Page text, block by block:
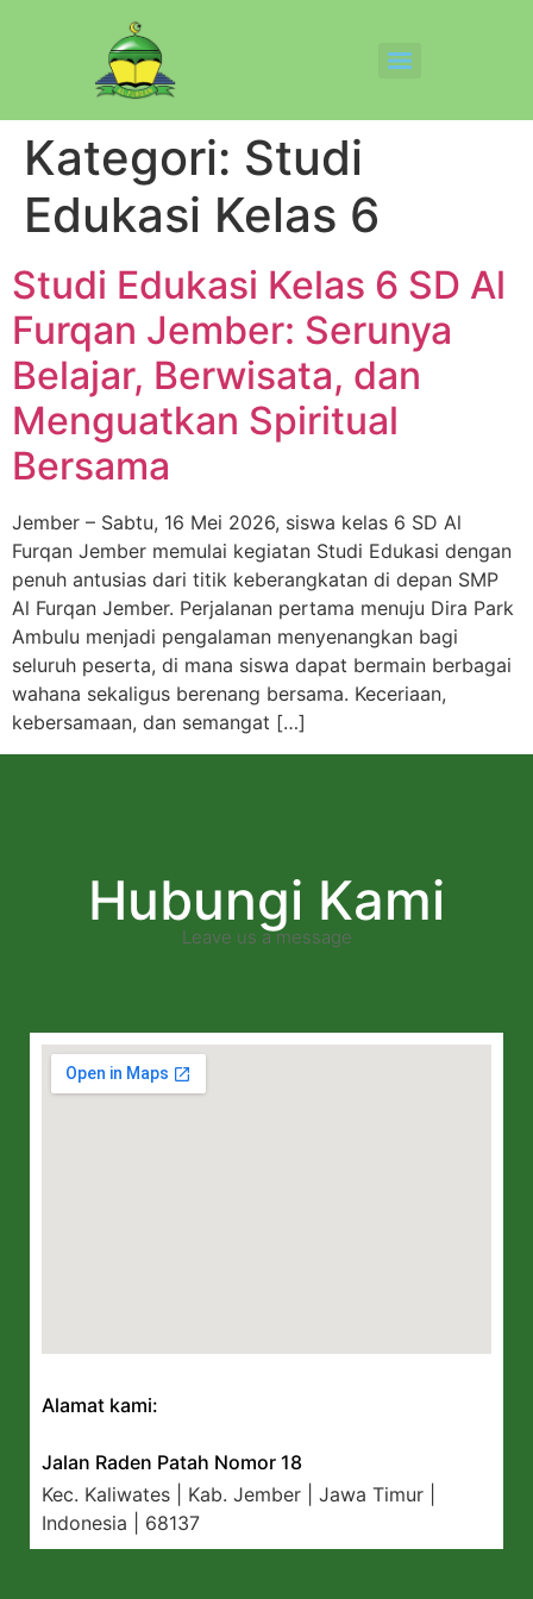
Kategori: Studi
Edukasi Kelas 6
Studi Edukasi Kelas 6 SD Al
Furqan Jember: Serunya
Belajar, Berwisata, dan
Menguatkan Spiritual
Bersama
Jember – Sabtu, 16 Mei 2026, siswa kelas 6 SD Al
Furqan Jember memulai kegiatan Studi Edukasi dengan
penuh antusias dari titik keberangkatan di depan SMP
Al Furqan Jember. Perjalanan pertama menuju Dira Park
Ambulu menjadi pengalaman menyenangkan bagi
seluruh peserta, di mana siswa dapat bermain berbagai
wahana sekaligus berenang bersama. Keceriaan,
kebersamaan, dan semangat […]
Hubungi Kami
Leave us a message
Alamat kami:
Jalan Raden Patah Nomor 18
Kec. Kaliwates | Kab. Jember | Jawa Timur |
Indonesia | 68137